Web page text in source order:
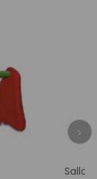
Sallanan Fil